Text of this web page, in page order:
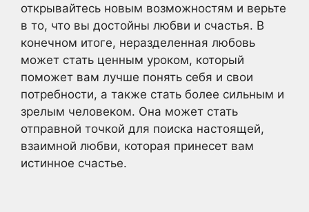
открывайтесь новым возможностям и верьте
в то, что вы достойны любви и счастья. В
конечном итоге, неразделенная любовь
может стать ценным уроком, который
поможет вам лучше понять себя и свои
потребности, а также стать более сильным и
зрелым человеком. Она может стать
отправной точкой для поиска настоящей,
взаимной любви, которая принесет вам
истинное счастье.